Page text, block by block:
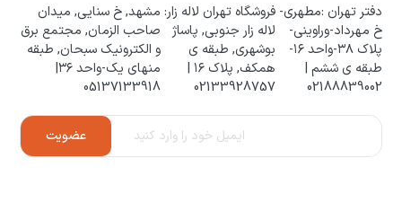
دفتر تهران :مطهری-
خ مهرداد-وراوینی-
پلاک ۳۸-واحد ۱۶-
طبقه ی ششم |
02188839002
فروشگاه تهران لاله زار:
لاله زار جنوبی, پاساژ
بوشهری, طبقه ی
همکف, پلاک ۱۶ |
02133928757
مشهد, خ سنایی, میدان
صاحب الزمان, مجتمع برق
و الکترونیک سبحان, طبقه
منهای یک-واحد ۳۶|
05137133918